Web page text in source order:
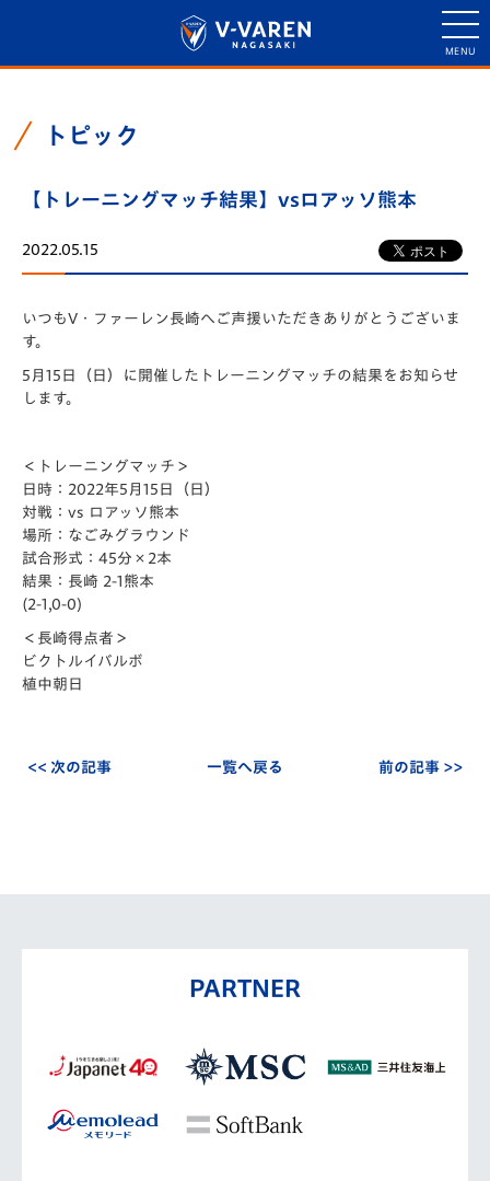
トピック
【トレーニングマッチ結果】vsロアッソ熊本
2022.05.15
いつもV・ファーレン長崎へご声援いただきありがとうございま
す。
5月15日（日）に開催したトレーニングマッチの結果をお知らせ
します。
＜トレーニングマッチ＞
日時：2022年5月15日（日）
対戦：vs ロアッソ熊本
場所：なごみグラウンド
試合形式：45分×2本
結果：長崎 2-1熊本
(2-1,0-0)
＜長崎得点者＞
ビクトルイバルボ
植中朝日
<< 次の記事 一覧へ戻る 前の記事 >>
PARTNER